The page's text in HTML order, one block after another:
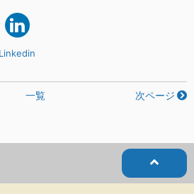
Linkedin
一覧 次ページ